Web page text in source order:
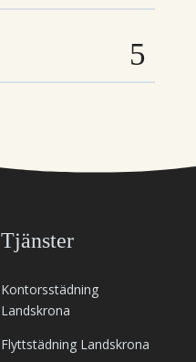
Tjänster
Kontorsstädning
Landskrona
Flyttstädning Landskrona